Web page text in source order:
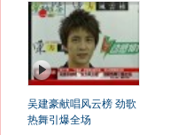
吴建豪献唱风云榜 劲歌
热舞引爆全场